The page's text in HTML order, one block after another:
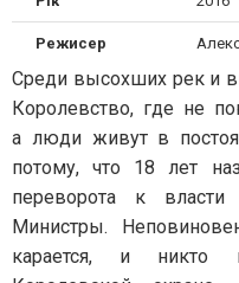
Режисер
Среди высохших рек и
Королевство, где не
а люди живут в
потому, что 18 лет
переворота к
Министры.
карается, и никто